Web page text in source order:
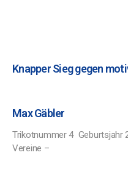
Knapper Sieg gegen
Max Gäbler
Trikotnummer 4 Geburtsjahr
Vereine –